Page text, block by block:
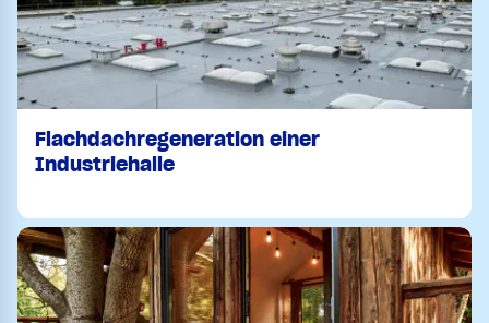
Flachdachregeneration einer
Industriehalle